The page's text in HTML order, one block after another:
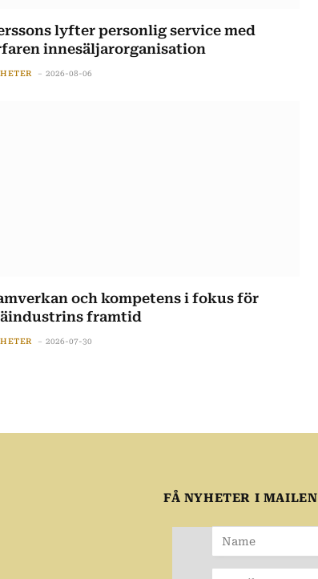
lyfter personlig service med
innesäljarorganisation
2026-08-06
och kompetens i fokus för
framtid
2026-07-30
FÅ NYHETER I MAILEN